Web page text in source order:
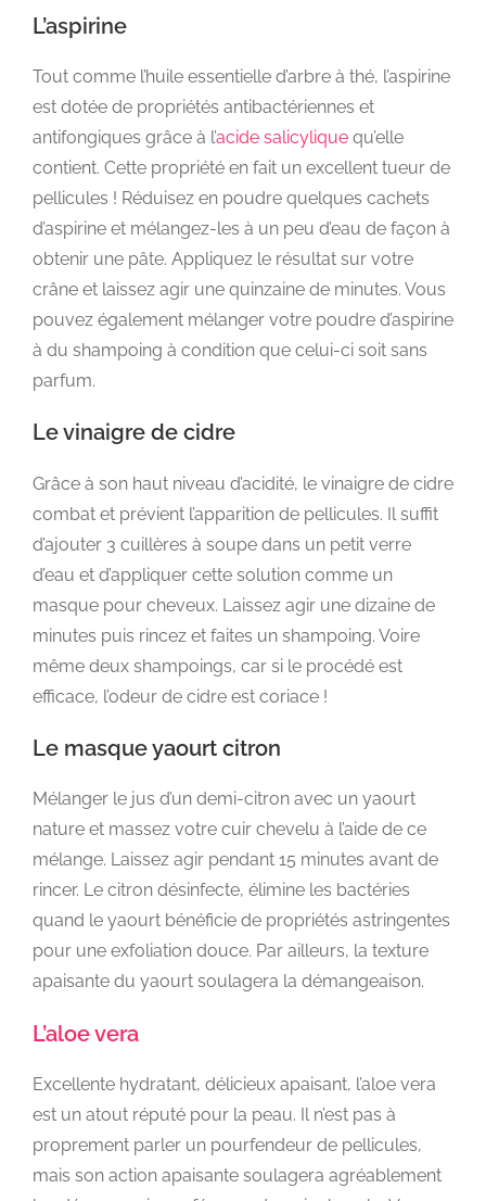
L’aspirine
Tout comme l’huile essentielle d’arbre à thé, l’aspirine
est dotée de propriétés antibactériennes et
antifongiques grâce à l’acide salicylique qu’elle
contient. Cette propriété en fait un excellent tueur de
pellicules ! Réduisez en poudre quelques cachets
d’aspirine et mélangez-les à un peu d’eau de façon à
obtenir une pâte. Appliquez le résultat sur votre
crâne et laissez agir une quinzaine de minutes. Vous
pouvez également mélanger votre poudre d’aspirine
à du shampoing à condition que celui-ci soit sans
parfum.
Le vinaigre de cidre
Grâce à son haut niveau d’acidité, le vinaigre de cidre
combat et prévient l’apparition de pellicules. Il suffit
d’ajouter 3 cuillères à soupe dans un petit verre
d’eau et d’appliquer cette solution comme un
masque pour cheveux. Laissez agir une dizaine de
minutes puis rincez et faites un shampoing. Voire
même deux shampoings, car si le procédé est
efficace, l’odeur de cidre est coriace !
Le masque yaourt citron
Mélanger le jus d’un demi-citron avec un yaourt
nature et massez votre cuir chevelu à l’aide de ce
mélange. Laissez agir pendant 15 minutes avant de
rincer. Le citron désinfecte, élimine les bactéries
quand le yaourt bénéficie de propriétés astringentes
pour une exfoliation douce. Par ailleurs, la texture
apaisante du yaourt soulagera la démangeaison.
L’aloe vera
Excellente hydratant, délicieux apaisant, l’aloe vera
est un atout réputé pour la peau. Il n’est pas à
proprement parler un pourfendeur de pellicules,
mais son action apaisante soulagera agréablement